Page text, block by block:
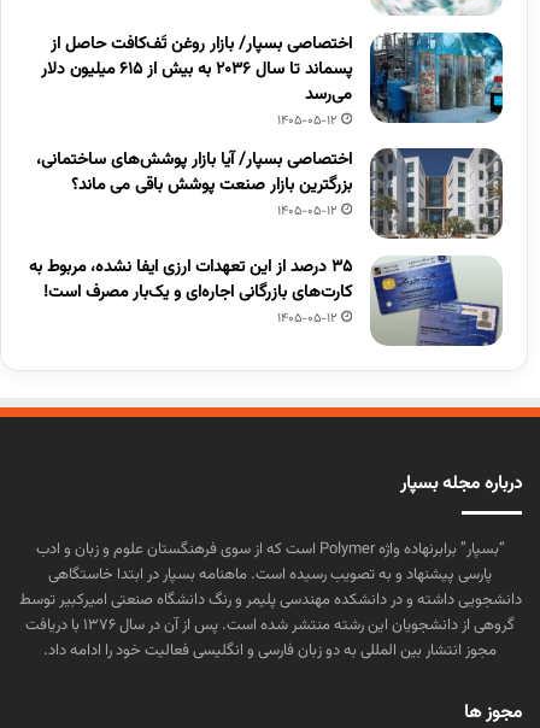
اختصاصی بسپار/ بازار روغن تَف‌کافت حاصل از
پسماند تا سال ۲۰۳۶ به بیش از ۶۱۵ میلیون دلار
می‌رسد
1405-05-12
اختصاصی بسپار/ آیا بازار پوشش‌های ساختمانی،
بزرگترین بازار صنعت پوشش باقی می ماند؟
1405-05-12
۳۵ درصد از این تعهدات ارزی ایفا نشده، مربوط به
کارت‌های بازرگانی اجاره‌ای و یک‌بار مصرف است!
1405-05-12
درباره مجله بسپار
“بسپار” برابرنهاده واژه Polymer است که از سوی فرهنگستان علوم و زبان و ادب
پارسی پیشنهاد و به تصویب رسیده است. ماهنامه بسپار در ابتدا خاستگاهی
دانشجویی داشته و در دانشکده مهندسی پلیمر و رنگ دانشگاه صنعتی امیرکبیر توسط
گروهی از دانشجویان این رشته منتشر شده است. پس از آن در سال ۱۳۷۶ با دریافت
مجوز انتشار بین المللی به دو زبان فارسی و انگلیسی فعالیت خود را ادامه داد.
مجوز ها